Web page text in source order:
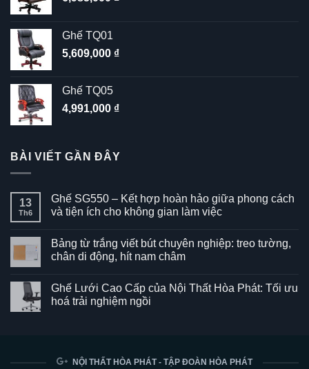
Ghế TQ01
5,609,000 ₫
Ghế TQ05
4,991,000 ₫
BÀI VIẾT GẦN ĐÂY
13
Th6
Ghế SG550 – Kết hợp hoàn hảo giữa phong cách
và tiện ích cho không gian làm việc
bình
luận
ở
–
Kết
hợp
và
Bảng từ trắng viết bút chuyên nghiệp: treo tường,
chân di động, hít nam châm
bình
luận
ở
chuyên
Ghế Lưới Cao Cấp của Nội Thất Hòa Phát: Tối ưu
hoá trải nghiệm ngồi
Ghế
NỘI THẤT HÒA PHÁT - TẬP ĐOÀN HÒA PHÁT